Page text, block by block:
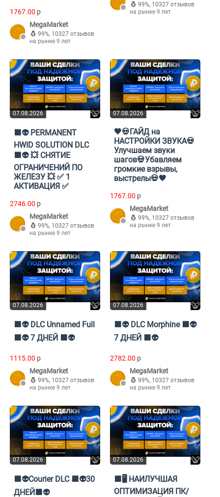
1767.00 p
MegaMarket
99%, 10327 отзывов
на рынке 9 лет
99%, 10327 отзывов
на рынке 9 лет
07.08.2026
🟪👽 PERMANENT
HWID SOLUTION DLC
🟪👽 💥 СНЯТИЕ
ОГРАНИЧЕНИЙ ПО
ЖЕЛЕЗУ 💥 ✅ 1
АКТИВАЦИЯ ✅
2746.00 p
MegaMarket
99%, 10327 отзывов
на рынке 9 лет
07.08.2026
🖤💀ГАЙД на
НАСТРОЙКИ ЗВУКА💀
Улучшаем звуки
шагов💀Убавляем
громкие взрывы,
выстрелы💀🖤
1767.00 p
MegaMarket
99%, 10327 отзывов
на рынке 9 лет
07.08.2026
🟪👽 DLC Unnamed Full
🟪👽 7 ДНЕЙ 🟪👽
1115.00 p
MegaMarket
99%, 10327 отзывов
на рынке 9 лет
07.08.2026
🟪👽 DLC Morphine 🟪👽
7 ДНЕЙ 🟪👽
2782.00 p
MegaMarket
99%, 10327 отзывов
на рынке 9 лет
07.08.2026
🟪👽Courier DLC 🟪👽30
ДНЕЙ🟪👽
07.08.2026
🟪🖥️ НАИЛУЧШАЯ
ОПТИМИЗАЦИЯ ПК/